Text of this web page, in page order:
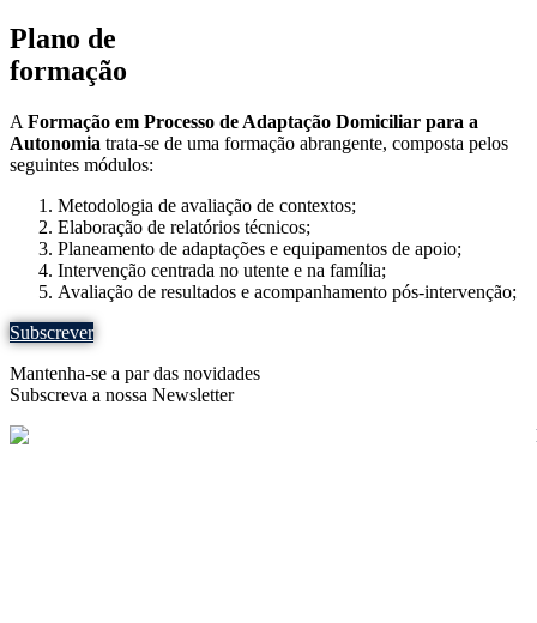
Plano de
formação
A Formação em Processo de Adaptação Domiciliar para a
Autonomia trata-se de uma formação abrangente, composta pelos
seguintes módulos:
Metodologia de avaliação de contextos;
Elaboração de relatórios técnicos;
Planeamento de adaptações e equipamentos de apoio;
Intervenção centrada no utente e na família;
Avaliação de resultados e acompanhamento pós-intervenção;
Subscrever
Mantenha-se a par das novidades
Subscreva a nossa Newsletter